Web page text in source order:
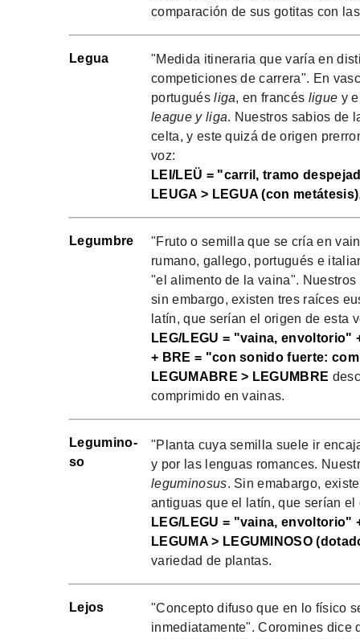
comparación de sus gotitas con
Legua
"Medida itineraria que varía en
competiciones de carrera". En
portuguésliga, en francés ligue y
league y liga. Nuestros sabios de
celta, y este quizá de origen
voz:
LEI/LEÜ = "carril, tramo
LEUGA > LEGUA (con metátesis)
Legumbre
"Fruto o semilla que se cría en
rumano, gallego, portugués e
"el alimento de la vaina".
sin embargo, existen tres raíces
latín, que serían el origen de esta
LEG/LEGU = "vaina,
+ BRE = "con sonido fuerte:
LEGUMABRE > LEGUMBRE
comprimido en vainas.
Legumino-
so
"Planta cuya semilla suele ir
y por las lenguas romances.
leguminosus. Sin emabargo,
antiguas que el latín, que serían el
LEG/LEGU = "vaina,
LEGUMA > LEGUMINOSO
variedad de plantas.
Lejos
"Concepto difuso que en lo físico
inmediatamente". Coromines dice